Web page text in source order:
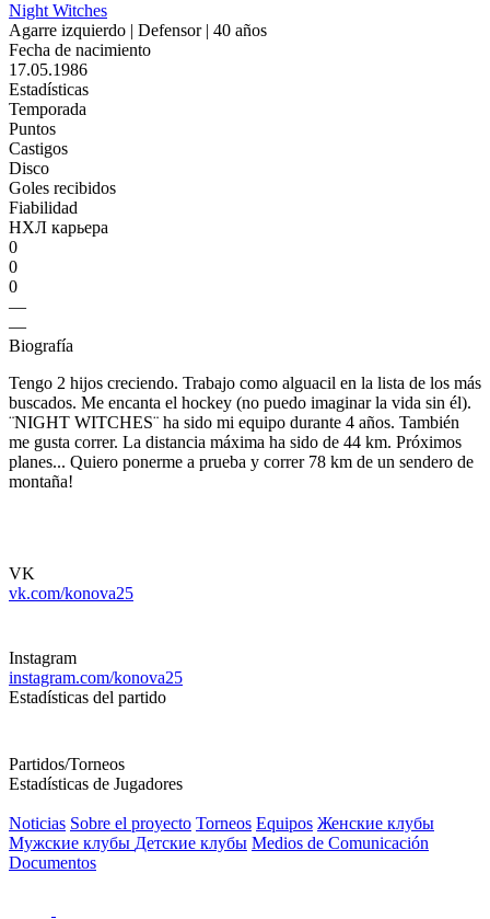
Night Witches
Agarre izquierdo | Defensor | 40 años
Fecha de nacimiento
17.05.1986
Estadísticas
Temporada
Puntos
Castigos
Disco
Goles recibidos
Fiabilidad
НХЛ карьера
0
0
0
—
—
Biografía
Tengo 2 hijos creciendo. Trabajo como alguacil en la lista de los más
buscados. Me encanta el hockey (no puedo imaginar la vida sin él).
¨NIGHT WITCHES¨ ha sido mi equipo durante 4 años. También
me gusta correr. La distancia máxima ha sido de 44 km. Próximos
planes... Quiero ponerme a prueba y correr 78 km de un sendero de
montaña!
VK
vk.com/konova25
Instagram
instagram.com/konova25
Estadísticas del partido
Partidos/Torneos
Estadísticas de Jugadores
Noticias Sobre el proyecto Torneos Equipos Женские клубы
Мужские клубы Детские клубы Medios de Comunicación
Documentos